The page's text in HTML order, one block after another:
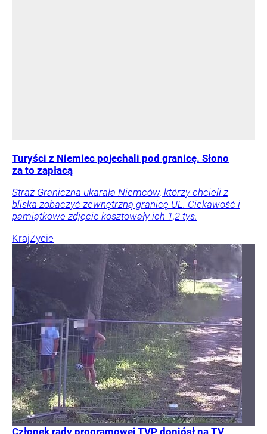
Turyści z Niemiec pojechali pod granicę. Słono
za to zapłacą
Straż Graniczna ukarała Niemców, którzy chcieli z
bliska zobaczyć zewnętrzną granicę UE. Ciekawość i
pamiątkowe zdjęcie kosztowały ich 1,2 tys.
KrajŻycie